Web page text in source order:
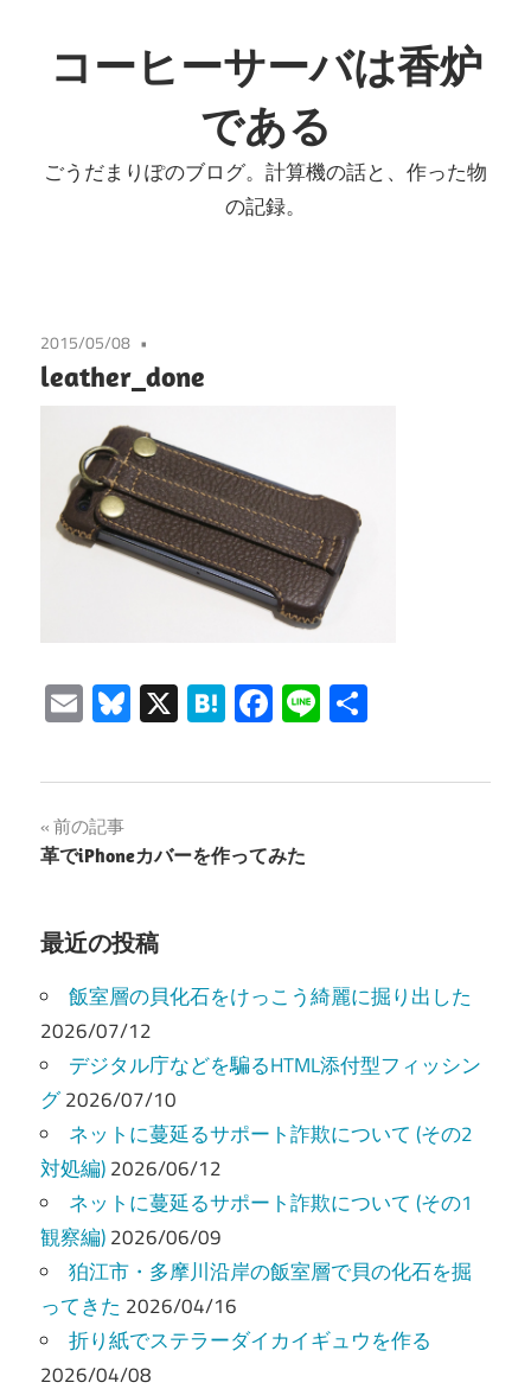
ン
テ
へ
コーヒーサーバは香炉
である
ごうだまりぽのブログ。計算機の話と、作った物
の記録。
2015/05/08
leather_done
EmailBluesky
X Hatena
Facebook
Line
投
稿
ナ
ビ
ゲ
ー
シ
ョ
ン
前の記事
革でiPhoneカバーを作ってみた
最近の投稿
飯室層の貝化石をけっこう綺麗に掘り出した
2026/07/12
デジタル庁などを騙るHTML添付型フィッシン
グ2026/07/10
ネットに蔓延るサポート詐欺について (その2
対処編)2026/06/12
ネットに蔓延るサポート詐欺について (その1
観察編)2026/06/09
狛江市・多摩川沿岸の飯室層で貝の化石を掘
ってきた 2026/04/16
折り紙でステラーダイカイギュウを作る
2026/04/08